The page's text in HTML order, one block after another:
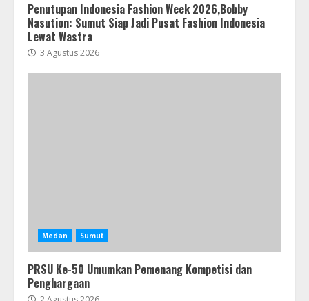
Penutupan Indonesia Fashion Week 2026,Bobby
Nasution: Sumut Siap Jadi Pusat Fashion Indonesia
Lewat Wastra
3 Agustus 2026
Medan Sumut
PRSU Ke-50 Umumkan Pemenang Kompetisi dan
Penghargaan